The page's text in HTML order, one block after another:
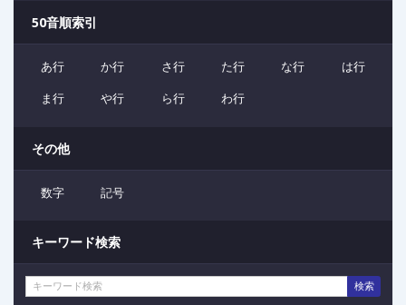
50音順索引
あ行 か行 さ行 た行 な行
は行
ま行
や行 ら行 わ行
その他
数字 記号
キーワード検索
検索